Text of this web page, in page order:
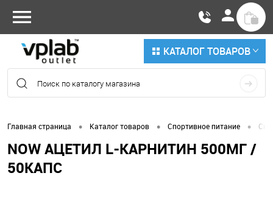
КАТАЛОГ ТОВАРОВ
Главная страница • Каталог товаров • Спортивное питание •
NOW АЦЕТИЛ L-КАРНИТИН 500МГ /
50КАПС